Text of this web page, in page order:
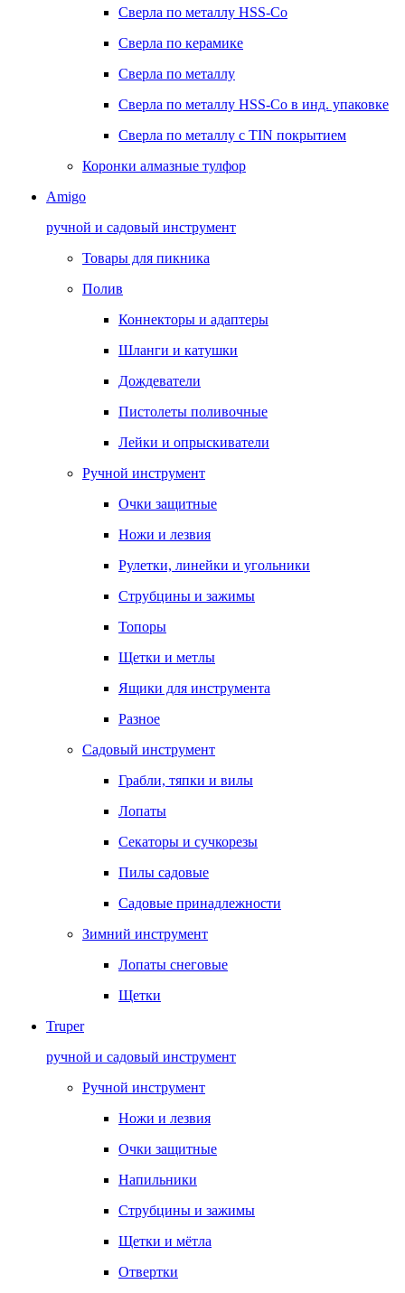
Сверла по металлу HSS-Co
Сверла по керамике
Сверла по металлу
Сверла по металлу HSS-Co в инд. упаковке
Сверла по металлу с TIN покрытием
Коронки алмазные тулфор
Amigo
ручной и садовый инструмент
Товары для пикника
Полив
Коннекторы и адаптеры
Шланги и катушки
Дождеватели
Пистолеты поливочные
Лейки и опрыскиватели
Ручной инструмент
Очки защитные
Ножи и лезвия
Рулетки, линейки и угольники
Струбцины и зажимы
Топоры
Щетки и метлы
Ящики для инструмента
Разное
Садовый инструмент
Грабли, тяпки и вилы
Лопаты
Секаторы и сучкорезы
Пилы садовые
Садовые принадлежности
Зимний инструмент
Лопаты снеговые
Щетки
Truper
ручной и садовый инструмент
Ручной инструмент
Ножи и лезвия
Очки защитные
Напильники
Струбцины и зажимы
Щетки и мётла
Отвертки